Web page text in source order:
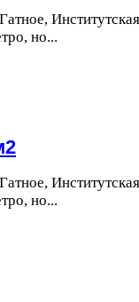
но...
но...